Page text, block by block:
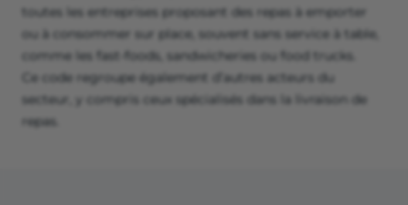
toutes les entreprises proposant des repas à emporter
ou à consommer sur place, souvent sans service à table,
comme les fast-foods, sandwicheries ou food trucks.
Ce code regroupe également d’autres acteurs du
secteur, y compris ceux spécialisés dans la livraison de
repas.